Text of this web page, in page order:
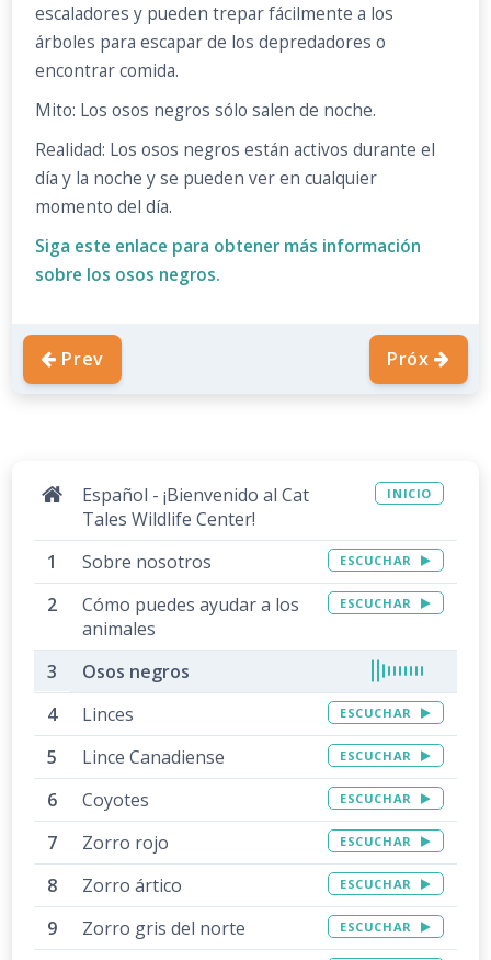
escaladores y pueden trepar fácilmente a los
árboles para escapar de los depredadores o
encontrar comida.
Mito: Los osos negros sólo salen de noche.
Realidad: Los osos negros están activos durante el
día y la noche y se pueden ver en cualquier
momento del día.
Siga este enlace para obtener más información
sobre los osos negros.
Prev Próx
Español - ¡Bienvenido al Cat
Tales Wildlife Center!
INICIO
Sobre nosotros ESCUCHAR
Cómo puedes ayudar a los
animales
ESCUCHAR
Osos negros
Linces
ESCUCHAR
Lince Canadiense ESCUCHAR
Coyotes ESCUCHAR
Zorro rojo ESCUCHAR
Zorro ártico ESCUCHAR
Zorro gris del norte ESCUCHAR